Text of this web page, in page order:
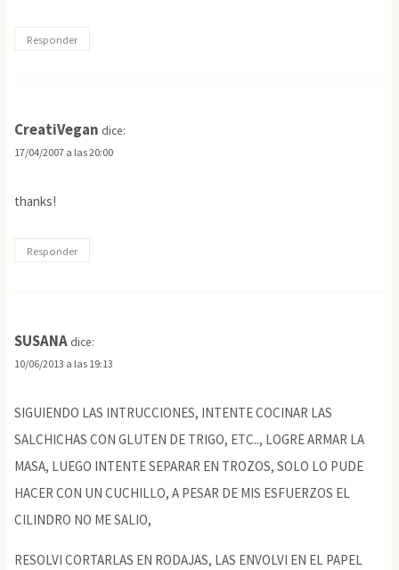
Responder
CreatiVegan dice:
17/04/2007 a las 20:00
thanks!
Responder
SUSANA dice:
10/06/2013 a las 19:13
SIGUIENDO LAS INTRUCCIONES, INTENTE COCINAR LAS
SALCHICHAS CON GLUTEN DE TRIGO, ETC.., LOGRE ARMAR LA
MASA, LUEGO INTENTE SEPARAR EN TROZOS, SOLO LO PUDE
HACER CON UN CUCHILLO, A PESAR DE MIS ESFUERZOS EL
CILINDRO NO ME SALIO,
RESOLVI CORTARLAS EN RODAJAS, LAS ENVOLVI EN EL PAPEL